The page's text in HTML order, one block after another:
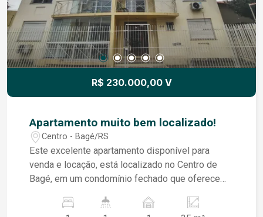
R$ 230.000,00 V
Apartamento muito bem localizado!
Centro - Bagé/RS
Este excelente apartamento disponível para
venda e locação, está localizado no Centro de
Bagé, em um condomínio fechado que oferece
segurança, conforto e praticidade para o dia a dia.